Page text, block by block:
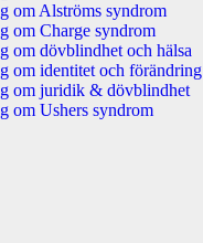
om Alströms syndrom
om Charge syndrom
om dövblindhet och hälsa
om identitet och förändring
om juridik & dövblindhet
om Ushers syndrom